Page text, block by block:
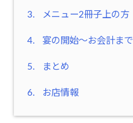
3. メニュー2冊子上の方
4. 宴の開始～お会計まで
5. まとめ
6. お店情報